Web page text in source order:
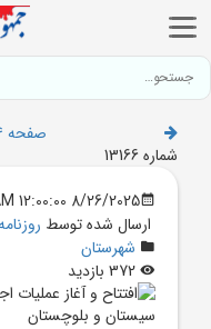
صفحه 4
شماره 13166
8/26/2025 12:00:00 AM
ارسال شده توسط
شهرستان